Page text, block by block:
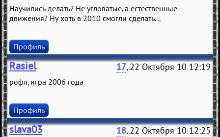
Научились делать? Не угловатые, а естественные
движения? Ну хоть в 2010 смогли сделать...
Профиль
Rasiel 17, 22 Октября 10 12:19
рофл, игра 2006 года
Профиль
slava03 18, 22 Октября 10 12:25